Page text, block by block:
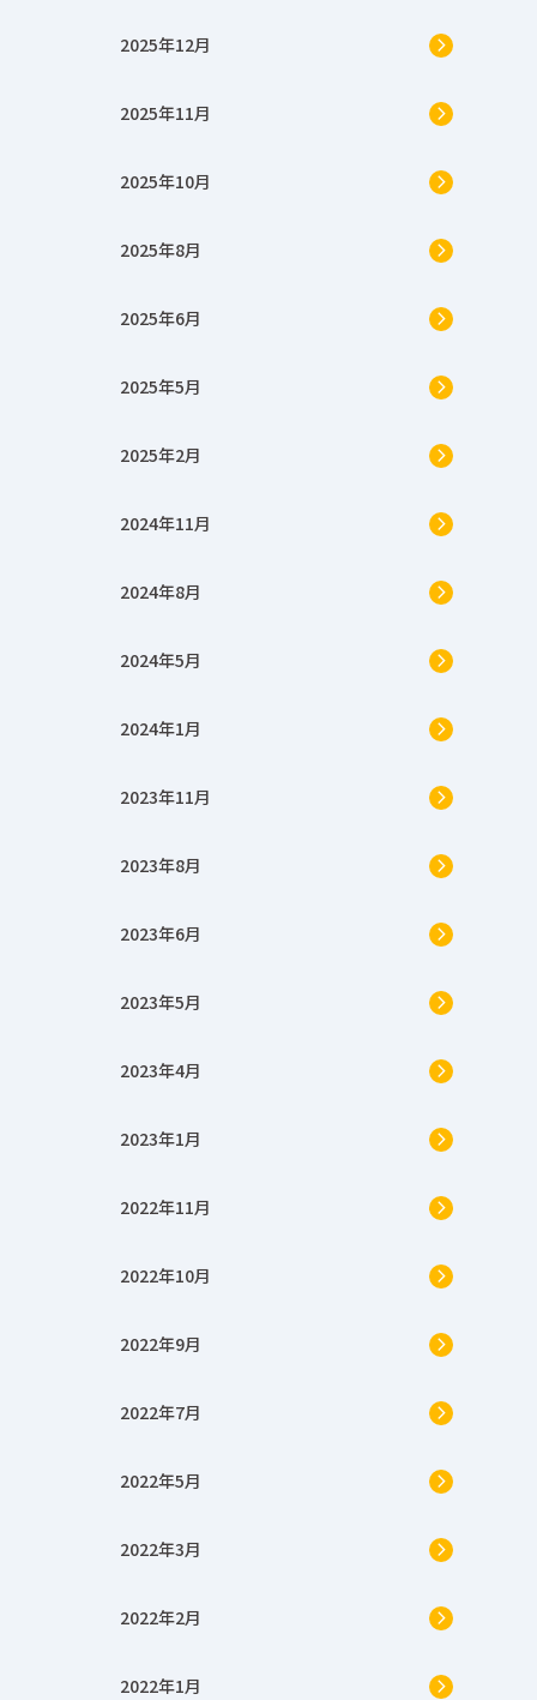
2025年12月
2025年11月
2025年10月
2025年8月
2025年6月
2025年5月
2025年2月
2024年11月
2024年8月
2024年5月
2024年1月
2023年11月
2023年8月
2023年6月
2023年5月
2023年4月
2023年1月
2022年11月
2022年10月
2022年9月
2022年7月
2022年5月
2022年3月
2022年2月
2022年1月